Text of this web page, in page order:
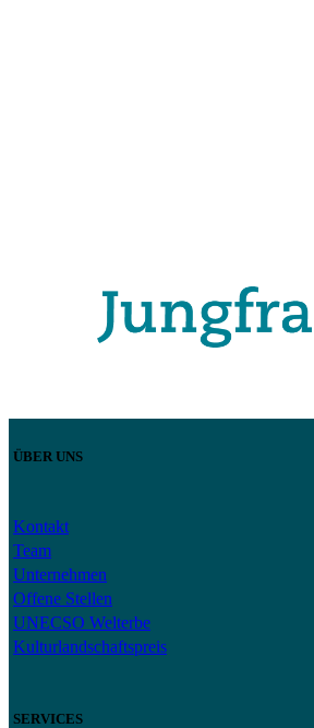
ÜBER UNS
Kontakt
Team
Unternehmen
Offene Stellen
UNECSO Welterbe
Kulturlandschaftspreis
SERVICES